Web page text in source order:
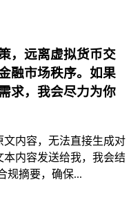
，远离虚拟货币交
融市场秩序。如果
求，我会尽力为你
内容，无法直接生成对
内容发送给我，我会结
规摘要，确保...